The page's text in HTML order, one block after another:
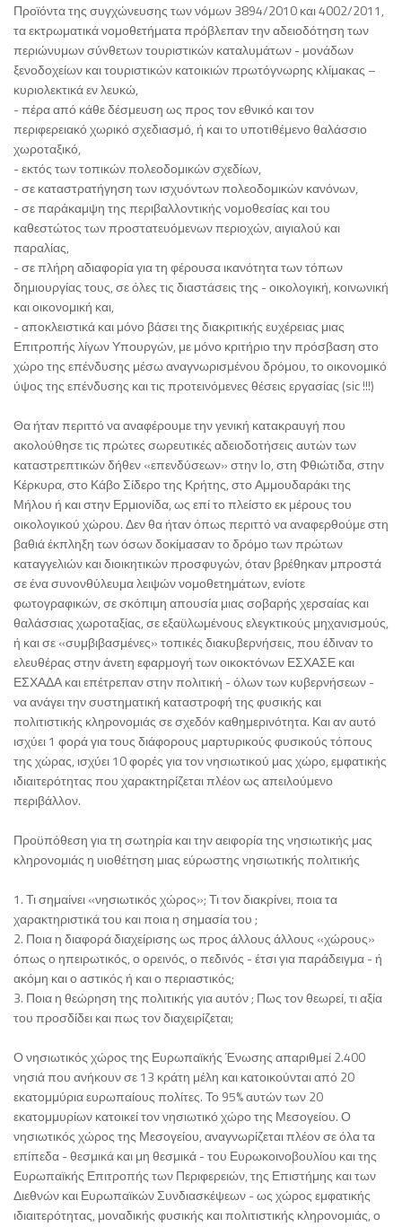
Προϊόντα της συγχώνευσης των νόμων 3894/2010 και 4002/2011,
τα εκτρωματικά νομοθετήματα πρόβλεπαν την αδειοδότηση των
περιώνυμων σύνθετων τουριστικών καταλυμάτων - μονάδων
ξενοδοχείων και τουριστικών κατοικιών πρωτόγνωρης κλίμακας –
κυριολεκτικά εν λευκώ,
- πέρα από κάθε δέσμευση ως προς τον εθνικό και τον
περιφερειακό χωρικό σχεδιασμό, ή και το υποτιθέμενο θαλάσσιο
χωροταξικό,
- εκτός των τοπικών πολεοδομικών σχεδίων,
- σε καταστρατήγηση των ισχυόντων πολεοδομικών κανόνων,
- σε παράκαμψη της περιβαλλοντικής νομοθεσίας και του
καθεστώτος των προστατευόμενων περιοχών, αιγιαλού και
παραλίας,
- σε πλήρη αδιαφορία για τη φέρουσα ικανότητα των τόπων
δημιουργίας τους, σε όλες τις διαστάσεις της - οικολογική, κοινωνική
και οικονομική και,
- αποκλειστικά και μόνο βάσει της διακριτικής ευχέρειας μιας
Επιτροπής λίγων Υπουργών, με μόνο κριτήριο την πρόσβαση στο
χώρο της επένδυσης μέσω αναγνωρισμένου δρόμου, το οικονομικό
ύψος της επένδυσης και τις προτεινόμενες θέσεις εργασίας (sic !!!)
Θα ήταν περιττό να αναφέρουμε την γενική κατακραυγή που
ακολούθησε τις πρώτες σωρευτικές αδειοδοτήσεις αυτών των
καταστρεπτικών δήθεν «επενδύσεων» στην Ιο, στη Φθιώτιδα, στην
Κέρκυρα, στο Κάβο Σίδερο της Κρήτης, στο Αμμουδαράκι της
Μήλου ή και στην Ερμιονίδα, ως επί το πλείστο εκ μέρους του
οικολογικού χώρου. Δεν θα ήταν όπως περιττό να αναφερθούμε στη
βαθιά έκπληξη των όσων δοκίμασαν το δρόμο των πρώτων
καταγγελιών και διοικητικών προσφυγών, όταν βρέθηκαν μπροστά
σε ένα συνονθύλευμα λειψών νομοθετημάτων, ενίοτε
φωτογραφικών, σε σκόπιμη απουσία μιας σοβαρής χερσαίας και
θαλάσσιας χωροταξίας, σε εξαϋλωμένους ελεγκτικούς μηχανισμούς,
ή και σε «συμβιβασμένες» τοπικές διακυβερνήσεις, που έδιναν το
ελευθέρας στην άνετη εφαρμογή των οικοκτόνων ΕΣΧΑΣΕ και
ΕΣΧΑΔΑ και επέτρεπαν στην πολιτική - όλων των κυβερνήσεων -
να ανάγει την συστηματική καταστροφή της φυσικής και
πολιτιστικής κληρονομιάς σε σχεδόν καθημερινότητα. Και αν αυτό
ισχύει 1 φορά για τους διάφορους μαρτυρικούς φυσικούς τόπους
της χώρας, ισχύει 10 φορές για τον νησιωτικού μας χώρο, εμφατικής
ιδιαιτερότητας που χαρακτηρίζεται πλέον ως απειλούμενο
περιβάλλον.
Προϋπόθεση για τη σωτηρία και την αειφορία της νησιωτικής μας
κληρονομιάς η υιοθέτηση μιας εύρωστης νησιωτικής πολιτικής
1. Τι σημαίνει «νησιωτικός χώρος»; Τι τον διακρίνει, ποια τα
χαρακτηριστικά του και ποια η σημασία του ;
2. Ποια η διαφορά διαχείρισης ως προς άλλους άλλους «χώρους»
όπως ο ηπειρωτικός, ο ορεινός, ο πεδινός - έτσι για παράδειγμα - ή
ακόμη και ο αστικός ή και ο περιαστικός;
3. Ποια η θεώρηση της πολιτικής για αυτόν ; Πως τον θεωρεί, τι αξία
του προσδίδει και πως τον διαχειρίζεται;
Ο νησιωτικός χώρος της Ευρωπαϊκής Ένωσης απαριθμεί 2.400
νησιά που ανήκουν σε 13 κράτη μέλη και κατοικούνται από 20
εκατομμύρια ευρωπαίους πολίτες. Το 95% αυτών των 20
εκατομμυρίων κατοικεί τον νησιωτικό χώρο της Μεσογείου. Ο
νησιωτικός χώρος της Μεσογείου, αναγνωρίζεται πλέον σε όλα τα
επίπεδα - θεσμικά και μη θεσμικά - του Ευρωκοινοβουλίου και της
Ευρωπαϊκής Επιτροπής των Περιφερειών, της Επιστήμης και των
Διεθνών και Ευρωπαϊκών Συνδιασκέψεων - ως χώρος εμφατικής
ιδιαιτερότητας, μοναδικής φυσικής και πολιτιστικής κληρονομιάς, ο